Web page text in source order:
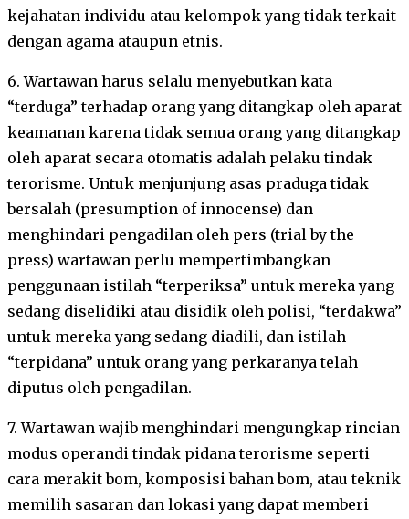
kejahatan individu atau kelompok yang tidak terkait
dengan agama ataupun etnis.
6. Wartawan harus selalu menyebutkan kata
“terduga” terhadap orang yang ditangkap oleh aparat
keamanan karena tidak semua orang yang ditangkap
oleh aparat secara otomatis adalah pelaku tindak
terorisme. Untuk menjunjung asas praduga tidak
bersalah (presumption of innocense) dan
menghindari pengadilan oleh pers (trial by the
press) wartawan perlu mempertimbangkan
penggunaan istilah “terperiksa” untuk mereka yang
sedang diselidiki atau disidik oleh polisi, “terdakwa”
untuk mereka yang sedang diadili, dan istilah
“terpidana” untuk orang yang perkaranya telah
diputus oleh pengadilan.
7. Wartawan wajib menghindari mengungkap rincian
modus operandi tindak pidana terorisme seperti
cara merakit bom, komposisi bahan bom, atau teknik
memilih sasaran dan lokasi yang dapat memberi